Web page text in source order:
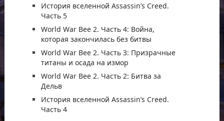
История вселенной Assassin’s Creed.
Часть 5
World War Bee 2. Часть 4: Война,
которая закончилась без битвы
World War Bee 2. Часть 3: Призрачные
титаны и осада на измор
World War Bee 2. Часть 2: Битва за
Дельв
История вселенной Assassin’s Creed.
Часть 4